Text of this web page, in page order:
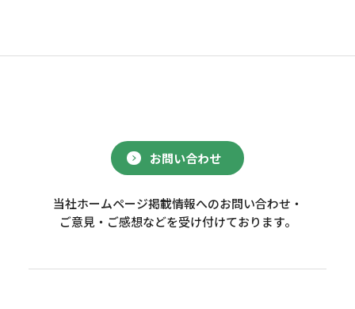
お問い合わせ
当社ホームページ掲載情報へのお問い合わせ・
ご意見・ご感想などを受け付けております。